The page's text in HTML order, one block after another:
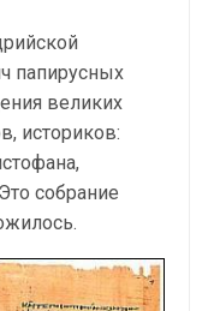
папирусных
великих
историков:
собрание